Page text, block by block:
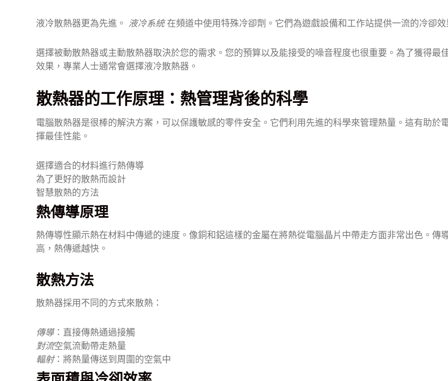
液冷散熱器更為先進。 液冷系統在頻道中使用特殊冷卻劑。它們為遊戲設備和工作站提供一流的冷卻效
選擇被動散熱器或主動散熱器取決於您的需求。您的預算以及能接受的噪音程度也很重要。為了獲得最
效果，專業人士通常會選擇液冷散熱器。
散熱器的工作原理：熱管理背後的科學
電腦散熱器是很棒的解決方案，可以保護敏感的零件安全。它們利用先進的科學來管理熱量。這有助於
揮最佳性能。
選擇適合的材料進行熱傳導
為了更好的散熱而設計
智慧散熱的方法
熱傳導原理
熱傳導性顯示熱在材料中傳遞的速度。像銅和鋁這樣的金屬在將熱從電腦晶片中帶走方面非常出色。傳
高，熱傳遞越快。
散熱方法
散熱器採用不同的方式來散熱：
傳導：直接傳熱通過接觸
對流空氣流動帶走熱量
輻射：將熱量傳送到周圍的空氣中